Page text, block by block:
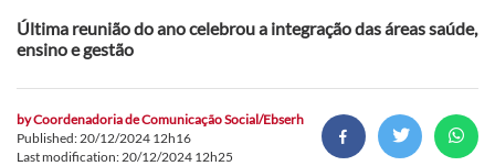
Última reunião do ano celebrou a integração das áreas saúde,
ensino e gestão
byCoordenadoria de Comunicação Social/Ebserh
Published: 20/12/2024 12h16
Last modification: 20/12/2024 12h25